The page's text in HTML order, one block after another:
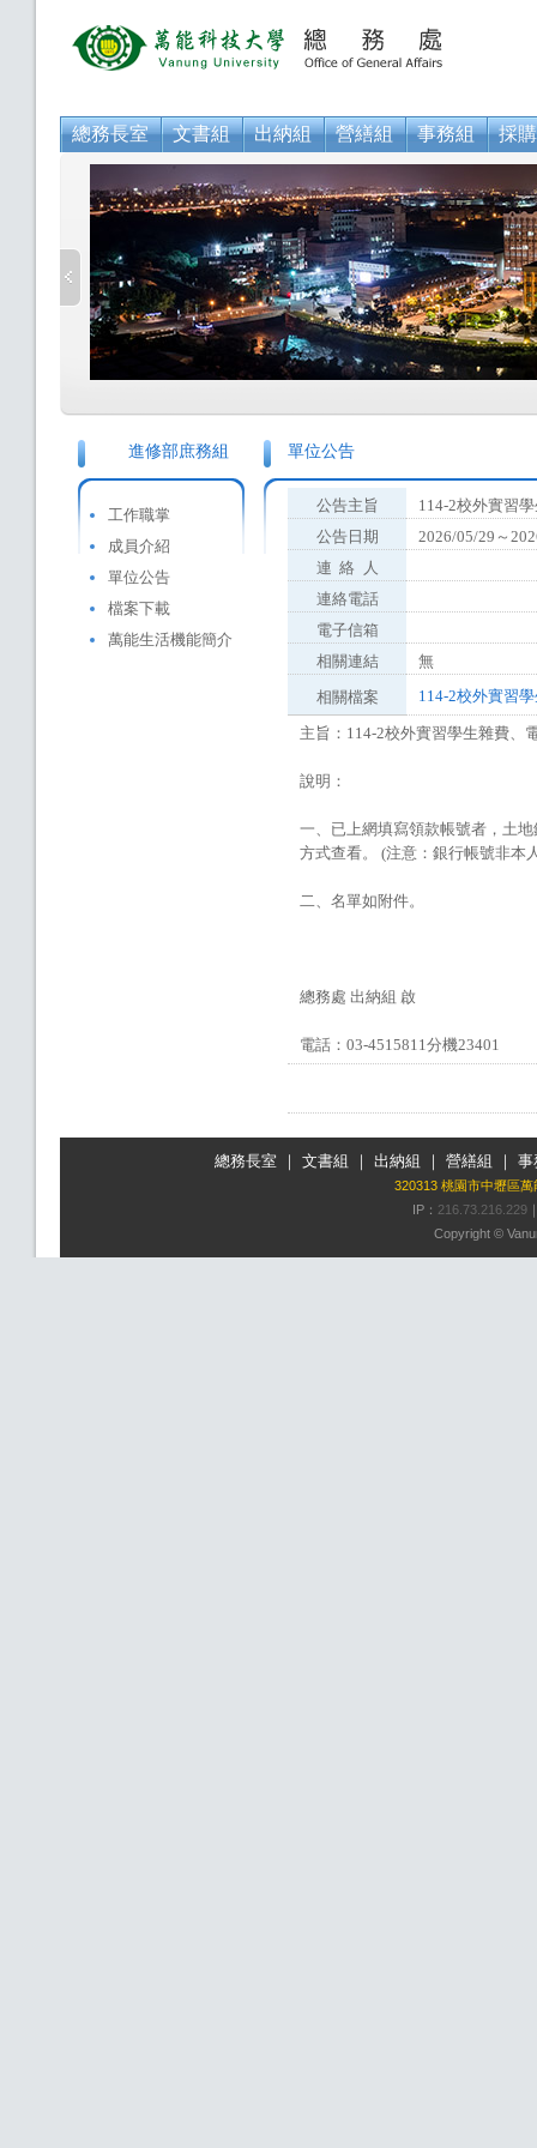
總務長室 文書組 出納組 營繕組 事務組 採
進修部庶務組
工作職掌
成員介紹
單位公告
檔案下載
萬能生活機能簡介
單位公告
公告主旨
114-2校外實習
公告日期
2026/05/29～
連 絡
人
連絡電話
電子信箱
相關連結
無
相關檔案
114-2校外實習
主旨：114-2校外實習學生雜費、
說明：
一、已上網填寫領款帳號者，土
方式查看。 (注意：銀行帳號非本
二、名單如附件。
總務處 出納組 啟
電話：03-4515811分機23401
總務長室 ｜ 文書組 ｜ 出納組 ｜ 營繕組 ｜ 事
320313 桃園市中壢區萬
IP： 216.73.216.229
Copyright ©